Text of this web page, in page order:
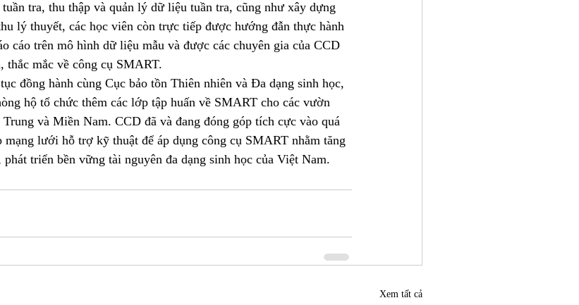
tra, thu thập và quản lý dữ liệu tuần tra, cũng như xây dựng
lý thuyết, các học viên còn trực tiếp được hướng đẫn thực hành
cáo trên mô hình dữ liệu mẫu và được các chuyên gia của CCD
thắc mắc về công cụ SMART.
đồng hành cùng Cục bảo tồn Thiên nhiên và Đa dạng sinh học,
hộ tổ chức thêm các lớp tập huấn về SMART cho các vườn
và Miền Nam. CCD đã và đang đóng góp tích cực vào quá
lưới hỗ trợ kỹ thuật để áp dụng công cụ SMART nhằm tăng
triển bền vững tài nguyên đa dạng sinh học của Việt Nam.
Xem tất cả